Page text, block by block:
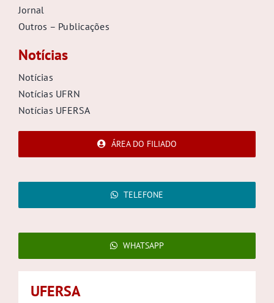
Jornal
Outros – Publicações
Notícias
Notícias
Notícias UFRN
Notícias UFERSA
ÁREA DO FILIADO
TELEFONE
WHATSAPP
UFERSA